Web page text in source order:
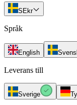
SEkr
Språk
English
Leverans till
Sverige